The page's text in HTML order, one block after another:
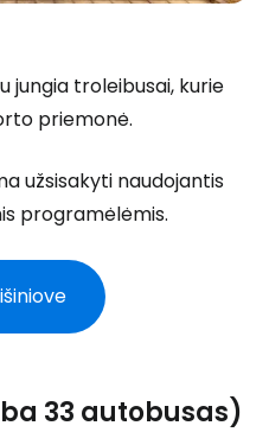
jungia troleibusai, kurie
priemonė.
užsisakyti naudojantis
programėlėmis.
33 autobusas)